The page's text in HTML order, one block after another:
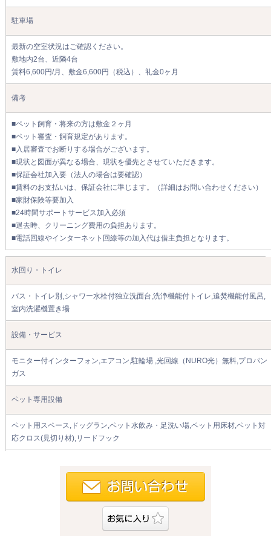
駐車場
最新の空室状況はご確認ください。
敷地内2台、近隣4台
賃料6,600円/月、敷金6,600円（税込）、礼金0ヶ月
備考
■ペット飼育・将来の方は敷金２ヶ月
■ペット審査・飼育規定があります。
■入居審査でお断りする場合がございます。
■現状と図面が異なる場合、現状を優先とさせていただきます。
■保証会社加入要（法人の場合は要確認）
■賃料のお支払いは、保証会社に準じます。（詳細はお問い合わせください）
■家財保険等要加入
■24時間サポートサービス加入必須
■退去時、クリーニング費用の負担あります。
■電話回線やインターネット回線等の加入代は借主負担となります。
水回り・トイレ
バス・トイレ別,シャワー水栓付独立洗面台,洗浄機能付トイレ,追焚機能付風呂,
室内洗濯機置き場
設備・サービス
モニター付インターフォン,エアコン,駐輪場 ,光回線（NURO光）無料,プロパン
ガス
ペット専用設備
ペット用スペース,ドッグラン,ペット水飲み・足洗い場,ペット用床材,ペット対
応クロス(見切り材),リードフック